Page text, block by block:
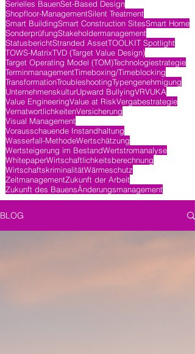
Serielles BauenSet-Based Design
Shopfloor-ManagementSilent Treatment
Smart BuildingSmart Construction SitesSmart Home
SonderprüfungStakeholdermanagement
StatusberichtStranded AssetTOOLKIT Spotlight
TOWS-MatrixTVD (Target Value Design)
Target Operating Model (TOM)Technologiestrategie
TerminmanagementTimeboxing/Timeblocking
TransformationTroubleshootingTypengenehmigung
UnternehmenskulturUpward BullyingVRVUKA
Value EngineeringValue at RiskVergabestrategie
VernatwortlichkeitenVersicherung
Visual Management
Vorausschauende Instandhaltung
Wasserfall-MethodeWertschätzung
Wertsteigerung im BestandWertstromanalyse
WhitepaperWirtschaftlichkeitsberechnung
WirtschaftskriminalitätWärmeschutz
ZeitmanagementZukunft der Arbeit
Zukunft des BauensÄnderungsmanagement
BLOG